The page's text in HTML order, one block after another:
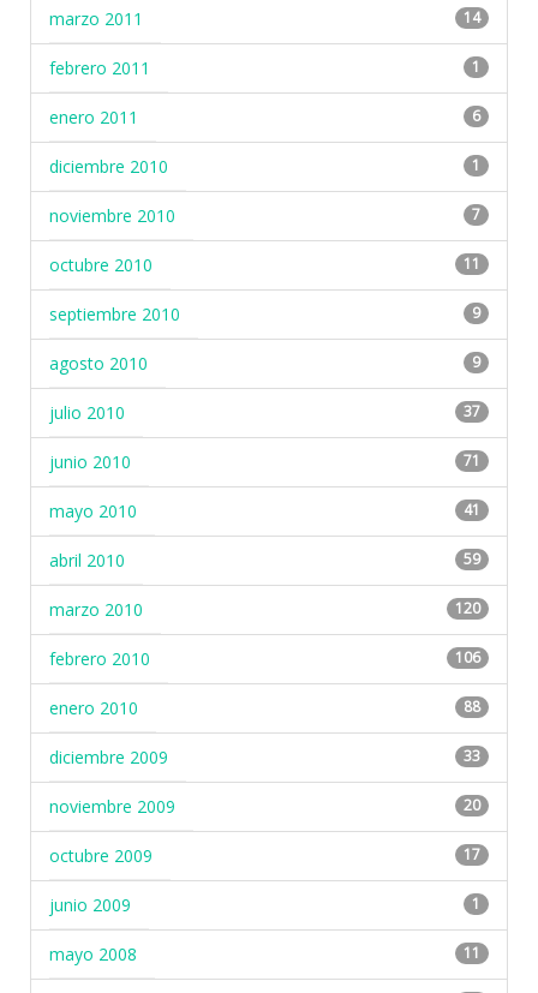
marzo 2011 14
febrero 2011 1
enero 2011 6
diciembre 2010 1
noviembre 2010 7
octubre 2010 11
septiembre 2010 9
agosto 2010 9
julio 2010 37
junio 2010 71
mayo 2010 41
abril 2010 59
marzo 2010 120
febrero 2010 106
enero 2010 88
diciembre 2009 33
noviembre 2009 20
octubre 2009 17
junio 2009 1
mayo 2008 11